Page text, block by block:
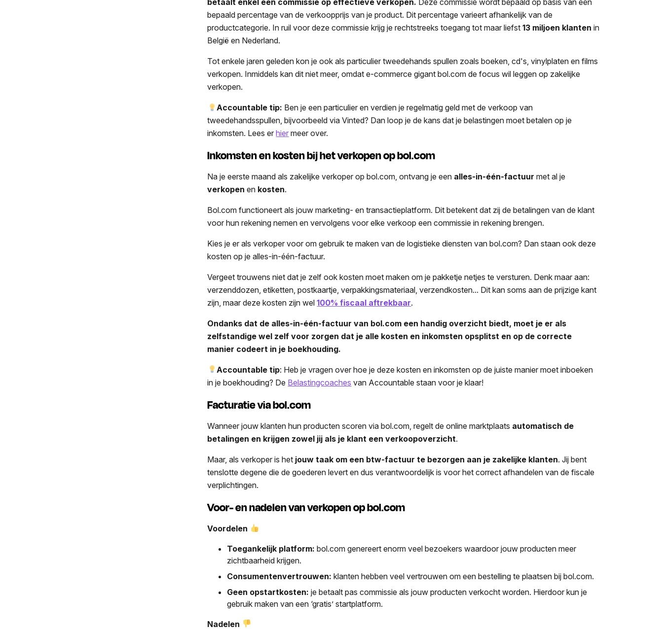
bepaald percentage van de verkoopprijs van je product. Dit percentage varieert afhankelijk van de
productcategorie. In ruil voor deze commissie krijg je rechtstreeks toegang tot maar liefst13 miljoen klanten in
België en Nederland.
Tot enkele jaren geleden kon je ook als particulier tweedehands spullen zoals boeken, cd's, vinylplaten en films
verkopen. Inmiddels kan dit niet meer, omdat e-commerce gigant bol.com de focus wil leggen op zakelijke
verkopen.
Accountable tip: Ben je een particulier en verdien je regelmatig geld met de verkoop van
tweedehandsspullen, bijvoorbeeld via Vinted? Dan loop je de kans dat je belastingen moet betalen op je
inkomsten. Lees erhier meer over.
Inkomsten en kosten bij het verkopen op bol.com
Na je eerste maand als zakelijke verkoper op bol.com, ontvang je een alles-in-één-factuur met al je
verkopen en kosten.
Bol.com functioneert als jouw marketing- en transactieplatform. Dit betekent dat zij de betalingen van de klant
voor hun rekening nemen en vervolgens voor elke verkoop een commissie in rekening brengen.
Kies je er als verkoper voor om gebruik te maken van de logistieke diensten van bol.com? Dan staan ook deze
kosten op je alles-in-één-factuur.
Vergeet trouwens niet dat je zelf ook kosten moet maken om je pakketje netjes te versturen. Denk maar aan:
verzenddozen, etiketten, postkaartje, verpakkingsmateriaal, verzendkosten... Dit kan soms aan de prijzige kant
zijn, maar deze kosten zijn wel100% fiscaal aftrekbaar.
Ondanks dat de alles-in-één-factuur van bol.com een handig overzicht biedt, moet je er als
zelfstandige wel zelf voor zorgen dat je alle kosten en inkomsten opsplitst en op de correcte
manier codeert in je boekhouding.
Accountable tip: Heb je vragen over hoe je deze kosten en inkomsten op de juiste manier moet inboeken
in je boekhouding? De Belastingcoaches van Accountable staan voor je klaar!
Facturatie via bol.com
Wanneer jouw klanten hun producten scoren via bol.com, regelt de online marktplaats automatisch de
betalingen en krijgen zowel jij als je klant een verkoopoverzicht.
Maar, als verkoper is het jouw taak om een btw-factuur te bezorgen aan je zakelijke klanten. Jij bent
tenslotte degene die de goederen levert en dus verantwoordelijk is voor het correct afhandelen van de fiscale
verplichtingen.
Voor- en nadelen van verkopen op bol.com
Voordelen
Toegankelijk platform: bol.com genereert enorm veel bezoekers waardoor jouw producten meer
zichtbaarheid krijgen.
Consumentenvertrouwen:klanten hebben veel vertrouwen om een bestelling te plaatsen bij bol.com.
Geen opstartkosten: je betaalt pas commissie als jouw producten verkocht worden. Hierdoor kun je
gebruik maken van een ‘gratis’ startplatform.
Nadelen